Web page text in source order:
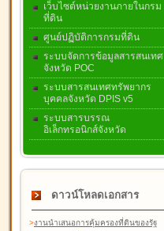
เว็บไซต์หน่วยงานภายในกรม
ที่ดิน
ศูนย์ปฏิบัติการกรมที่ดิน
ระบบจัดการข้อมูลสารสนเทศ
จังหวัด POC
ระบบสารสนเทศทรัพยากร
บุคคลจังหวัด DPIS v5
ระบบสารบรรณ
อิเล็กทรอนิกส์จังหวัด
ดาวน์โหลดเอกสาร
>งานนำเสนอการคุ้มครองที่ดินของรัฐ